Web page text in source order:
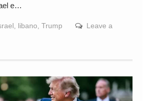
e…
, libano, Trump
Leave a